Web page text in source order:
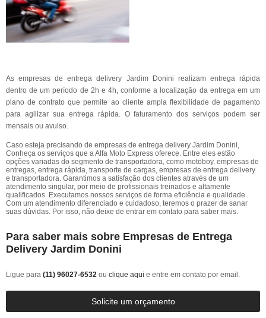
As empresas de entrega delivery Jardim Donini realizam entrega rápida
dentro de um período de 2h e 4h, conforme a localização da entrega em um
plano de contrato que permite ao cliente ampla flexibilidade de pagamento
para agilizar sua entrega rápida. O faturamento dos serviços podem ser
mensais ou avulso.
Caso esteja precisando de empresas de entrega delivery Jardim Donini,
Conheça os serviços que a Alfa Moto Express oferece. Entre eles estão
opções variadas do segmento de transportadora, como motoboy, empresas de
entregas, entrega rápida, transporte de cargas, empresas de entrega delivery
e transportadora. Garantimos a satisfação dos clientes através de um
atendimento singular, por meio de profissionais treinados e altamente
qualificados. Executamos nossos serviços de forma eficiência e qualidade.
Com um atendimento diferenciado e cuidadoso, teremos o prazer de sanar
suas dúvidas. Por isso, não deixe de entrar em contato para saber mais.
Para saber mais sobre Empresas de Entrega
Delivery Jardim Donini
Ligue para (11) 96027-6532 ou clique aqui e entre em contato por email.
Solicite um orçamento